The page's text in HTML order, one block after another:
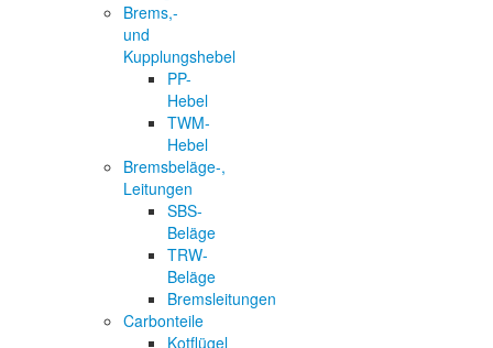
Brems,-
und
Kupplungshebel
PP-
Hebel
TWM-
Hebel
Bremsbeläge-,
Leitungen
SBS-
Beläge
TRW-
Beläge
Bremsleitungen
Carbonteile
Kotflügel